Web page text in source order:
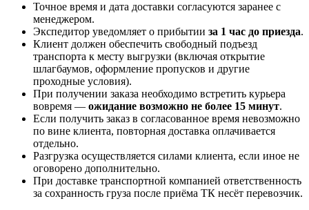
Точное время и дата доставки согласуются заранее с
менеджером.
Экспедитор уведомляет о прибытии за 1 час до приезда.
Клиент должен обеспечить свободный подъезд
транспорта к месту выгрузки (включая открытие
шлагбаумов, оформление пропусков и другие
проходные условия).
При получении заказа необходимо встретить курьера
вовремя — ожидание возможно не более 15 минут.
Если получить заказ в согласованное время невозможно
по вине клиента, повторная доставка оплачивается
отдельно.
Разгрузка осуществляется силами клиента, если иное не
оговорено дополнительно.
При доставке транспортной компанией ответственность
за сохранность груза после приёма ТК несёт перевозчик.